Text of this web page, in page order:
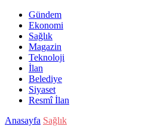
Gündem
Ekonomi
Sağlık
Magazin
Teknoloji
İlan
Belediye
Siyaset
Resmî İlan
Anasayfa Sağlık